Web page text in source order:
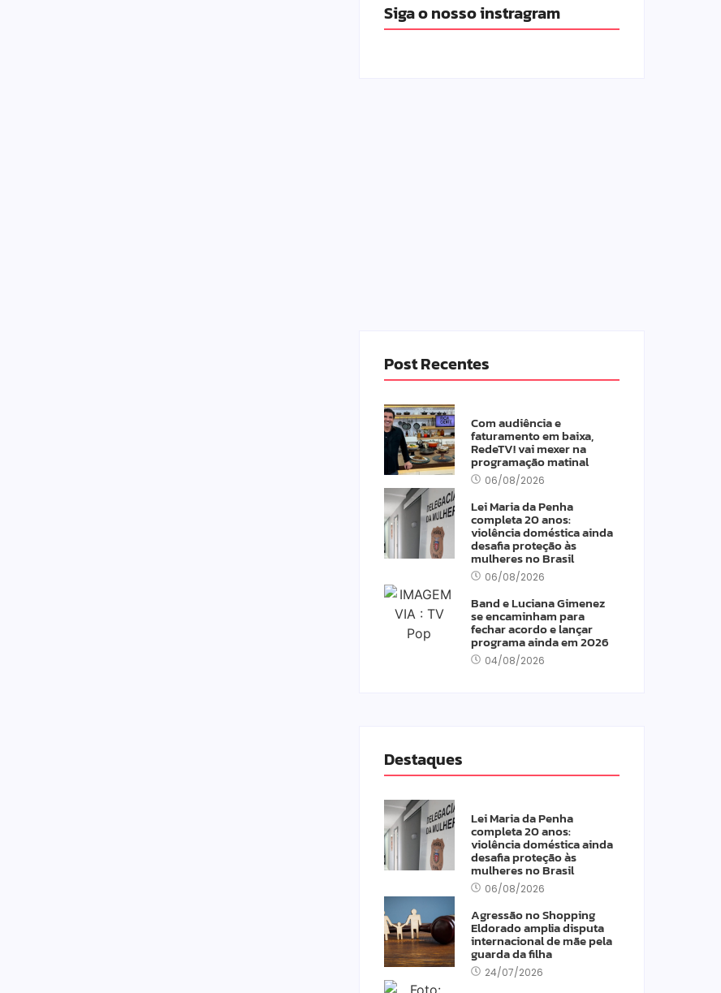
Siga o nosso instragram
Post Recentes
Com audiência e
faturamento em baixa,
RedeTV! vai mexer na
programação matinal
06/08/2026
Lei Maria da Penha
completa 20 anos:
violência doméstica ainda
desafia proteção às
mulheres no Brasil
06/08/2026
Band e Luciana Gimenez
se encaminham para
fechar acordo e lançar
programa ainda em 2026
04/08/2026
Destaques
Lei Maria da Penha
completa 20 anos:
violência doméstica ainda
desafia proteção às
mulheres no Brasil
06/08/2026
Agressão no Shopping
Eldorado amplia disputa
internacional de mãe pela
guarda da filha
24/07/2026